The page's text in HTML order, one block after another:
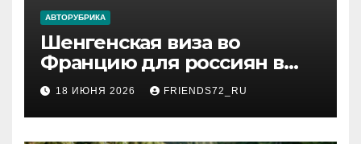
АВТОРУБРИКА
Шенгенская виза во
Францию для россиян в
2026 году: сроки от 3 дней
и список необходимых
документов
18 ИЮНЯ 2026 FRIENDS72_RU